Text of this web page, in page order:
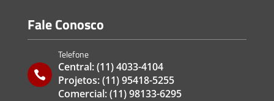
Fale Conosco

Telefone
Central:(11) 4033-4104
Projetos:(11) 95418-5255
Comercial:(11) 98133-6295